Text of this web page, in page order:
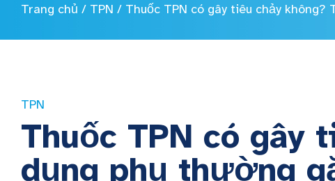
Trang chủ / TPN / Thuốc TPN có gây tiêu chảy
TPN
Thuốc TPN có gây
dụng phụ thường